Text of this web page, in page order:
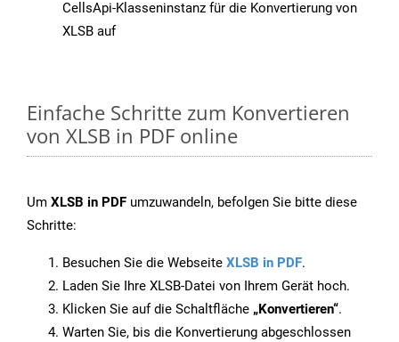
CellsApi-Klasseninstanz für die Konvertierung von
XLSB auf
Einfache Schritte zum Konvertieren
von XLSB in PDF online
Um XLSB in PDF umzuwandeln, befolgen Sie bitte diese
Schritte:
Besuchen Sie die Webseite XLSB in PDF.
Laden Sie Ihre XLSB-Datei von Ihrem Gerät hoch.
Klicken Sie auf die Schaltfläche „Konvertieren“.
Warten Sie, bis die Konvertierung abgeschlossen